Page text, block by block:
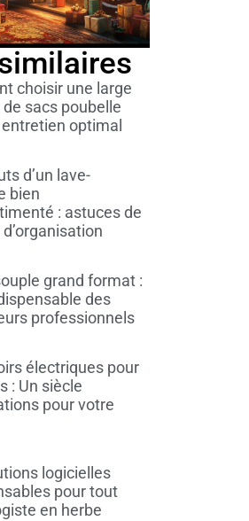
choisir une large
sacs poubelle
optimal
d’un lave-
bien
: astuces de
grand format :
des
professionnels
électriques pour
: Un siècle
pour votre
logicielles
pour tout
en herbe